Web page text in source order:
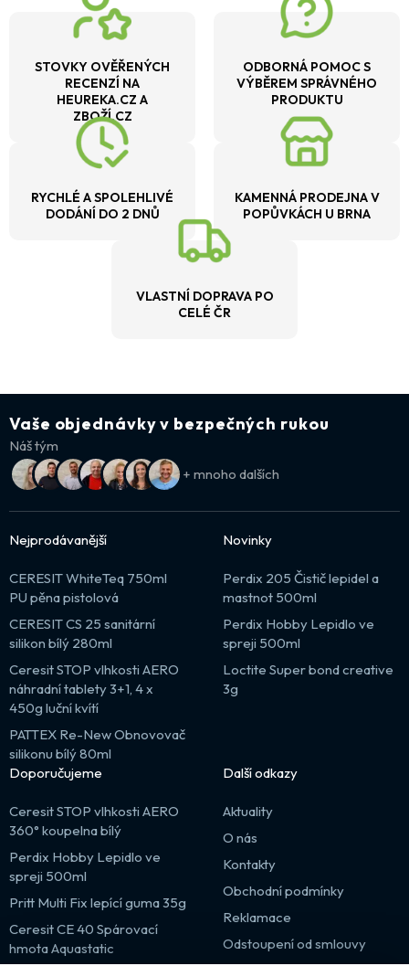
STOVKY OVĚŘENÝCH
RECENZÍ NA
HEUREKA.CZ A
ZBOŽÍ.CZ
ODBORNÁ POMOC S
VÝBĚREM SPRÁVNÉHO
PRODUKTU
RYCHLÉ A SPOLEHLIVÉ
DODÁNÍ DO 2 DNŮ
KAMENNÁ PRODEJNA V
POPŮVKÁCH U BRNA
VLASTNÍ DOPRAVA PO
CELÉ ČR
Vaše objednávky v bezpečných rukou
Náš tým
+ mnoho dalších
Nejprodávanější
CERESIT WhiteTeq 750ml
PU pěna pistolová
CERESIT CS 25 sanitární
silikon bílý 280ml
Ceresit STOP vlhkosti AERO
náhradní tablety 3+1, 4 x
450g luční kvítí
PATTEX Re-New Obnovovač
silikonu bílý 80ml
Novinky
Perdix 205 Čistič lepidel a
mastnot 500ml
Perdix Hobby Lepidlo ve
spreji 500ml
Loctite Super bond creative
3g
Doporučujeme
Ceresit STOP vlhkosti AERO
360° koupelna bílý
Perdix Hobby Lepidlo ve
spreji 500ml
Pritt Multi Fix lepící guma 35g
Ceresit CE 40 Spárovací
hmota Aquastatic
Další odkazy
Aktuality
O nás
Kontakty
Obchodní podmínky
Reklamace
Odstoupení od smlouvy